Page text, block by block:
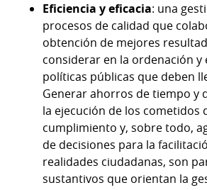
Eficiencia y eficacia: una
procesos de calidad que
obtención de mejores
considerar en la ordenación y
políticas públicas que deben
Generar ahorros de tiempo y
la ejecución de los cometidos
cumplimiento y, sobre todo,
de decisiones para la
realidades ciudadanas, son
sustantivos que orientan la